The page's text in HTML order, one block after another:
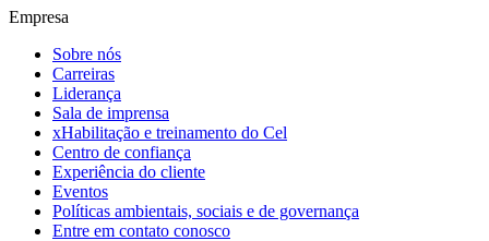
Empresa
Sobre nós
Carreiras
Liderança
Sala de imprensa
xHabilitação e treinamento do Cel
Centro de confiança
Experiência do cliente
Eventos
Políticas ambientais, sociais e de governança
Entre em contato conosco